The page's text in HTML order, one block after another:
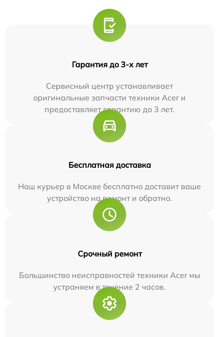
Гарантия до 3-х лет
Сервисный центр устанавливает
оригинальные запчасти техники Acer и
предоставляет гарантию до 3 лет.
Бесплатная доставка
Наш курьер в Москве бесплатно доставит ваше
устройство на ремонт и обратно.
Срочный ремонт
Большинство неисправностей техники Acer мы
устраняем в течение 2 часов.